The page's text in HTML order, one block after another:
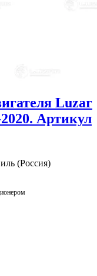
Luzar
Артикул
(Россия)